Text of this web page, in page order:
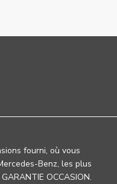
fourni, où vous
Benz, les plus
OCCASION.